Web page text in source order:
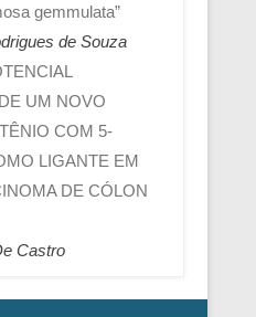
gemmulata”
de Souza
UM NOVO
COM 5-
LIGANTE EM
DE CÓLON
Castro